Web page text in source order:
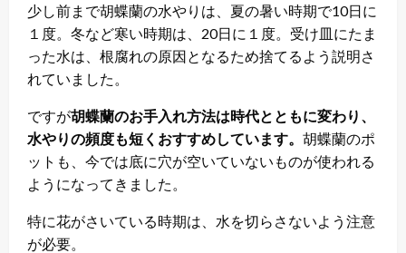
少し前まで胡蝶蘭の水やりは、夏の暑い時期で10日に
１度。冬など寒い時期は、20日に１度。受け皿にたま
った水は、根腐れの原因となるため捨てるよう説明さ
れていました。
ですが胡蝶蘭のお手入れ方法は時代とともに変わり、
水やりの頻度も短くおすすめしています。 胡蝶蘭のポ
ットも、今では底に穴が空いていないものが使われる
ようになってきました。
特に花がさいている時期は、水を切らさないよう注意
が必要。